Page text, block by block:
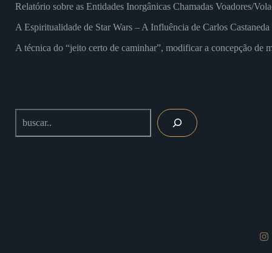
Relatório sobre as Entidades Inorgânicas Chamadas Voadores/
A Espiritualidade de Star Wars – A Influência de Carlos
A técnica do “jeito certo de caminhar”, modificar a concepção de